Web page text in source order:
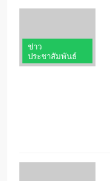
ข่าว
ประชาสัมพันธ์